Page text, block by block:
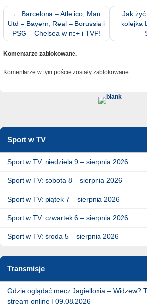
← Barcelona – Atletico, Man
Utd – Bayern, Real – Borussia i
PSG – Chelsea w nc+ i TVP!
Jak żyć
kolejka
Komentarze zablokowane.
Komentarze w tym poście zostały zablokowane.
Sport w TV
Sport w TV: niedziela 9 – sierpnia 2026
Sport w TV: sobota 8 – sierpnia 2026
Sport w TV: piątek 7 – sierpnia 2026
Sport w TV: czwartek 6 – sierpnia 2026
Sport w TV: środa 5 – sierpnia 2026
Transmisje
Gdzie oglądać mecz Jagiellonia – Widzew?
stream online | 09.08.2026